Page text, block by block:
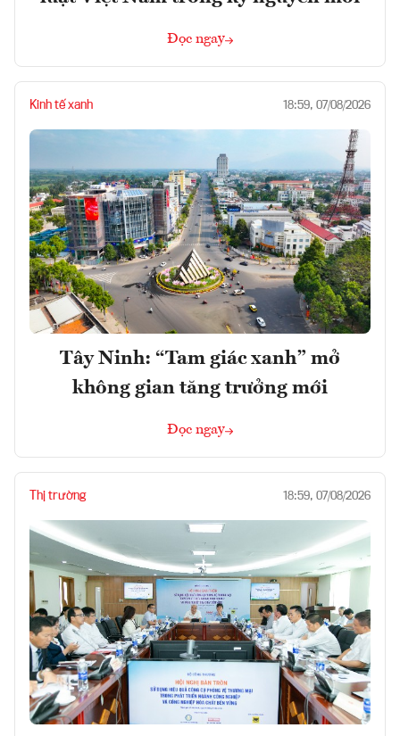
Đọc ngay
Kinh tế xanh 18:59, 07/08/2026
Tây Ninh: “Tam giác xanh” mở
không gian tăng trưởng mới
Đọc ngay
Thị trường 18:59, 07/08/2026